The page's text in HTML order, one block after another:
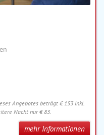
Angebotes beträgt € 153 inkl.
Nacht nur € 83.
mehr Informationen